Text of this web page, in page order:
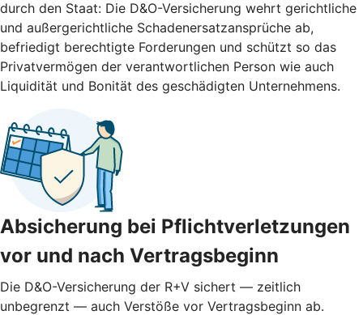
durch den Staat: Die D&O-Versicherung wehrt gerichtliche
und außergerichtliche Schadenersatzansprüche ab,
befriedigt berechtigte Forderungen und schützt so das
Privatvermögen der verantwortlichen Person wie auch
Liquidität und Bonität des geschädigten Unternehmens.
Absicherung bei Pflichtverletzungen
vor und nach ­Vertragsbeginn
Die D&O-Versicherung der R+V sichert — zeitlich
unbegrenzt — auch Verstöße vor Vertragsbeginn ab.